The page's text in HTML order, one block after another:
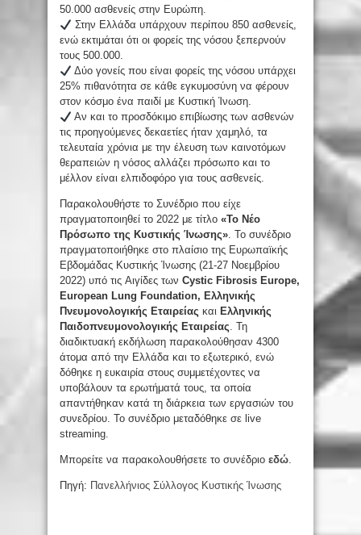
50.000 ασθενείς στην Ευρώπη.
Στην Ελλάδα υπάρχουν περίπου 850 ασθενείς,
ενώ εκτιμάται ότι οι φορείς της νόσου ξεπερνούν
τους 500.000.
Δύο γονείς που είναι φορείς της νόσου υπάρχει
25% πιθανότητα σε κάθε εγκυμοσύνη να φέρουν
στον κόσμο ένα παιδί με Κυστική Ίνωση.
Αν και το προσδόκιμο επιβίωσης των ασθενών
τις προηγούμενες δεκαετίες ήταν χαμηλό, τα
τελευταία χρόνια με την έλευση των καινοτόμων
θεραπειών η νόσος αλλάζει πρόσωπο και το
μέλλον είναι ελπιδοφόρο για τους ασθενείς.
Παρακολουθήστε το Συνέδριο που είχε
πραγματοποιηθεί το 2022 με τίτλο «Το Νέο
Πρόσωπο της Κυστικής Ίνωσης». Το συνέδριο
πραγματοποιήθηκε στο πλαίσιο της Ευρωπαϊκής
Εβδομάδας Κυστικής Ίνωσης (21-27 Νοεμβρίου
2022) υπό τις Aιγίδες των Cystic Fibrosis Europe,
European Lung Foundation, Ελληνικής
Πνευμονολογικής Εταιρείας και Ελληνικής
Παιδοπνευμονολογικής Εταιρείας. Τη
διαδικτυακή εκδήλωση παρακολούθησαν 4300
άτομα από την Ελλάδα και το εξωτερικό, ενώ
δόθηκε η ευκαιρία στους συμμετέχοντες να
υποβάλουν τα ερωτήματά τους, τα οποία
απαντήθηκαν κατά τη διάρκεια των εργασιών του
συνεδρίου. Το συνέδριο μεταδόθηκε σε live
streaming.
Μπορείτε να παρακολουθήσετε το συνέδριο εδώ.
Πηγή: Πανελλήνιος Σύλλογος Κυστικής Ίνωσης